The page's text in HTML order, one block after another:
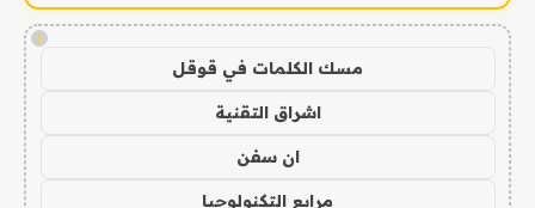
!
مسك الكلمات في قوقل
اشراق التقنية
ان سفن
مرابع التكنولوجيا